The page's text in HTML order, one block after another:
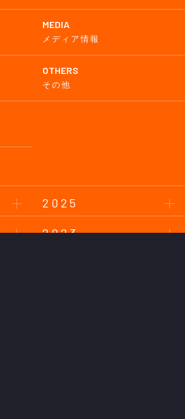
MEDIA
メディア情報
OTHERS
その他
2025
2023